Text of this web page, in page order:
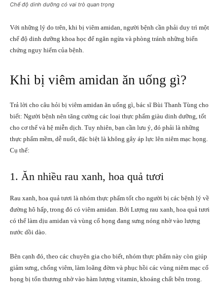
Chế độ dinh dưỡng có vai trò quan trọng
Với những lý do trên, khi bị viêm amidan, người bệnh cần phải duy trì một
chế độ dinh dưỡng khoa học để ngăn ngừa và phòng tránh những biến
chứng nguy hiểm của bệnh.
Khi bị viêm amidan ăn uống gì?
Trả lời cho câu hỏi bị viêm amidan ăn uống gì , bác sĩ Bùi Thanh Tùng cho
biết: Người bệnh nên tăng cường các loại thực phẩm giàu dinh dưỡng, tốt
cho cơ thể và hệ miễn dịch. Tuy nhiên, bạn cần lưu ý, đó phải là những
thực phẩm mềm, dễ nuốt, đặc biệt là không gây áp lực lên niêm mạc họng.
Cụ thể:
1. Ăn nhiều rau xanh, hoa quả tươi
Rau xanh, hoa quả tươi là nhóm thực phẩm tốt cho người bị các bệnh lý về
đường hô hấp, trong đó có viêm amidan. Bởi Lượng rau xanh, hoa quả tươi
có thể làm dịu amidan và vùng cổ họng đang sưng nóng nhờ vào lượng
nước dồi dào.
Bên cạnh đó, theo các chuyên gia cho biết, nhóm thực phẩm này còn giúp
giảm sưng, chống viêm, làm loãng đờm và phục hồi các vùng niêm mạc cổ
họng bị tổn thương nhờ vào hàm lượng vitamin, khoáng chất bên trong.